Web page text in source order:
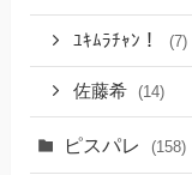
ﾕｷﾑﾗﾁｬﾝ！ (7)
佐藤希 (14)
ピスパレ (158)